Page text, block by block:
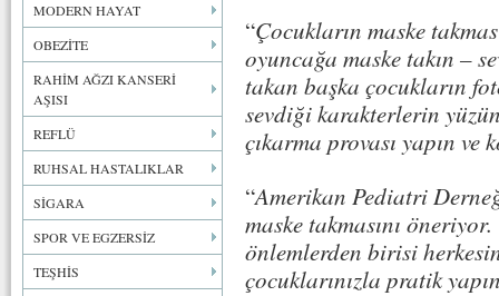
MODERN HAYAT
OBEZİTE
RAHİM AĞZI KANSERİ
AŞISI
REFLÜ
RUHSAL HASTALIKLAR
SİGARA
SPOR VE EGZERSİZ
TEŞHİS
“Çocukların maske
oyuncağa maske takın –
takan başka çocukların
sevdiği karakterlerin
çıkarma provası yapın ve
“Amerikan Pediatri
maske takmasını
önlemlerden birisi
çocuklarınızla pratik